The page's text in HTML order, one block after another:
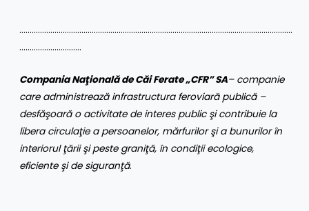
……………………………………………………………………………………………………………………
…………………………
Compania Naţională de Căi Ferate „CFR” SA– companie
care administrează infrastructura feroviară publică –
desfăşoară o activitate de interes public şi contribuie la
libera circulaţie a persoanelor, mărfurilor şi a bunurilor în
interiorul ţării şi peste graniţă, în condiţii ecologice,
eficiente şi de siguranţă.